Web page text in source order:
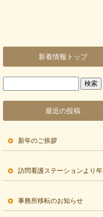
新着情報トップ
最近の投稿
新年のご挨拶
事務所移転のお知らせ